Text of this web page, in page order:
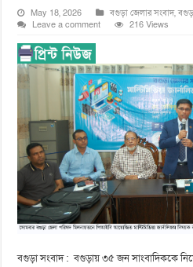
May 18, 2026 বগুড়া জেলার সংবাদ,
Leave a comment
216 Views
বগুড়া সংবাদ : বগুড়ায় ৩৫ জন সাংবাদিককে নিয়ে